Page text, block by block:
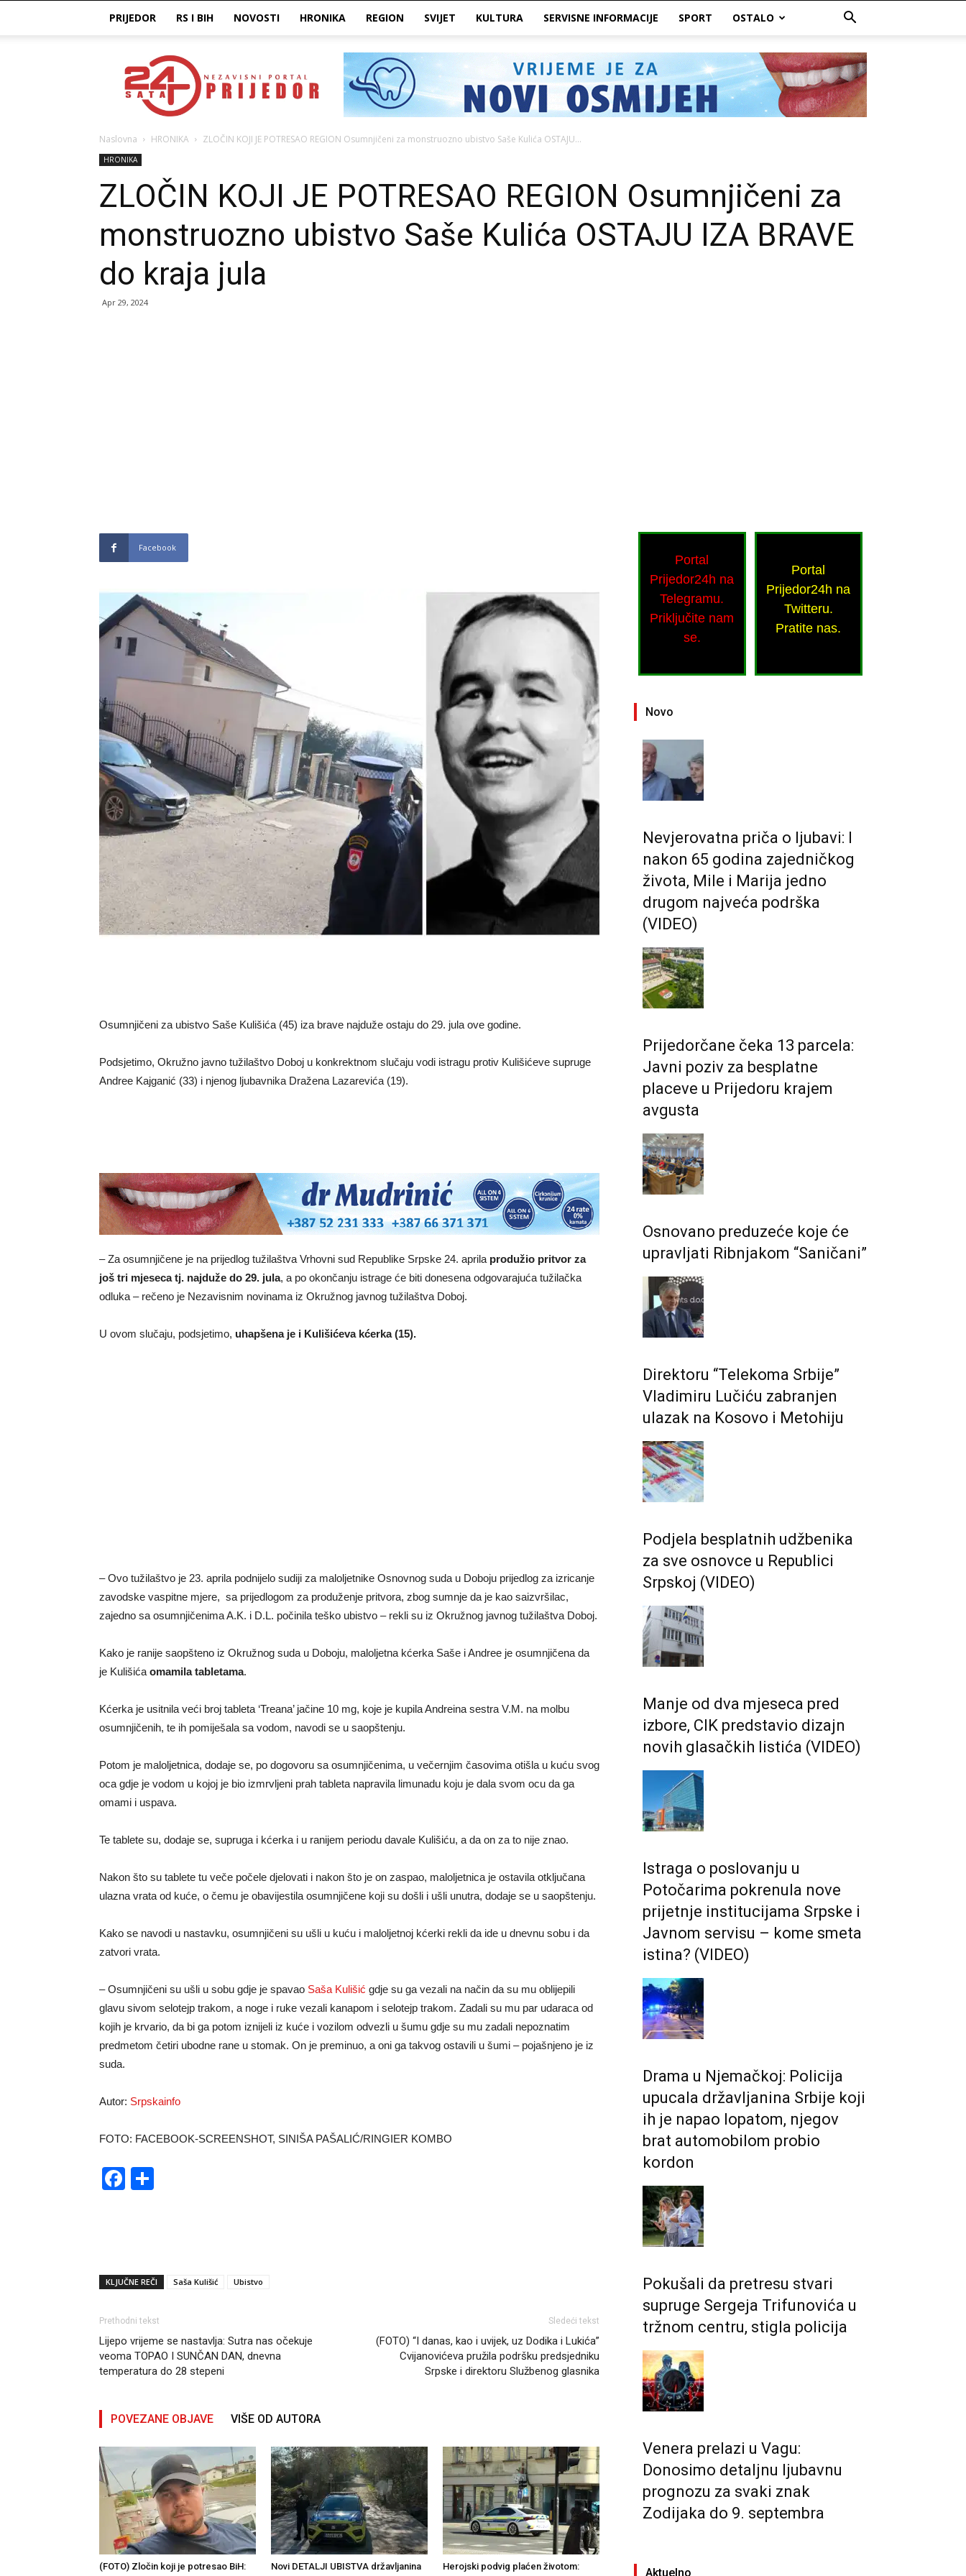
PRIJEDOR RS I BIH NOVOSTI HRONIKA REGION SVIJET KULTURA SERVISNE INFORMACIJE SPORT OSTALO
Prijedor24H
Naslovna HRONIKA ZLOČIN KOJI JE POTRESAO REGION Osumnjičeni za monstruozno ubistvo Saše Kulića OSTAJU...
HRONIKA
ZLOČIN KOJI JE POTRESAO REGION Osumnjičeni za
monstruozno ubistvo Saše Kulića OSTAJU IZA BRAVE
do kraja jula
Apr 29, 2024
Facebook
Osumnjičeni za ubistvo Saše Kulišića (45) iza brave najduže ostaju do 29. jula ove godine.
Podsjetimo, Okružno javno tužilaštvo Doboj u konkrektnom slučaju vodi istragu protiv Kulišićeve supruge
Andree Kajganić (33) i njenog ljubavnika Dražena Lazarevića (19).
– Za osumnjičene je na prijedlog tužilaštva Vrhovni sud Republike Srpske 24. aprila produžio pritvor za
još tri mjeseca tj. najduže do 29. jula, a po okončanju istrage će biti donesena odgovarajuća tužilačka
odluka – rečeno je Nezavisnim novinama iz Okružnog javnog tužilaštva Doboj.
U ovom slučaju, podsjetimo, uhapšena je i Kulišićeva kćerka (15).
– Ovo tužilaštvo je 23. aprila podnijelo sudiji za maloljetnike Osnovnog suda u Doboju prijedlog za izricanje
zavodske vaspitne mjere, sa prijedlogom za produženje pritvora, zbog sumnje da je kao saizvršilac,
zajedno sa osumnjičenima A.K. i D.L. počinila teško ubistvo – rekli su iz Okružnog javnog tužilaštva Doboj.
Kako je ranije saopšteno iz Okružnog suda u Doboju, maloljetna kćerka Saše i Andree je osumnjičena da
je Kulišića omamila tabletama.
Kćerka je usitnila veći broj tableta ‘Treana’ jačine 10 mg, koje je kupila Andreina sestra V.M. na molbu
osumnjičenih, te ih pomiješala sa vodom, navodi se u saopštenju.
Potom je maloljetnica, dodaje se, po dogovoru sa osumnjičenima, u večernjim časovima otišla u kuću svog
oca gdje je vodom u kojoj je bio izmrvljeni prah tableta napravila limunadu koju je dala svom ocu da ga
omami i uspava.
Te tablete su, dodaje se, supruga i kćerka i u ranijem periodu davale Kulišiću, a da on za to nije znao.
Nakon što su tablete tu veče počele djelovati i nakon što je on zaspao, maloljetnica je ostavila otključana
ulazna vrata od kuće, o čemu je obavijestila osumnjičene koji su došli i ušli unutra, dodaje se u saopštenju.
Kako se navodi u nastavku, osumnjičeni su ušli u kuću i maloljetnoj kćerki rekli da ide u dnevnu sobu i da
zatvori vrata.
– Osumnjičeni su ušli u sobu gdje je spavao Saša Kulišić gdje su ga vezali na način da su mu oblijepili
glavu sivom selotejp trakom, a noge i ruke vezali kanapom i selotejp trakom. Zadali su mu par udaraca od
kojih je krvario, da bi ga potom iznijeli iz kuće i vozilom odvezli u šumu gdje su mu zadali nepoznatim
predmetom četiri ubodne rane u stomak. On je preminuo, a oni ga takvog ostavili u šumi – pojašnjeno je iz
suda.
Autor: Srpskainfo
FOTO: FACEBOOK-SCREENSHOT, SINIŠA PAŠALIĆ/RINGIER KOMBO
Facebook
KLJUČNE REČI Saša Kulišić Ubistvo
Prethodni tekst
Lijepo vrijeme se nastavlja: Sutra nas očekuje
veoma TOPAO I SUNČAN DAN, dnevna
temperatura do 28 stepeni
Sledeći tekst
(FOTO) “I danas, kao i uvijek, uz Dodika i Lukića”
Cvijanovićeva pružila podršku predsjedniku
Srpske i direktoru Službenog glasnika
POVEZANE OBJAVE VIŠE OD AUTORA
(FOTO) Zločin koji je potresao BiH:
Novi DETALJI UBISTVA državljanina
Herojski podvig plaćen životom:
Portal
Prijedor24h na
Telegramu.
Priključite nam
se.
Portal
Prijedor24h na
Twitteru.
Pratite nas.
Novo
Nevjerovatna priča o ljubavi: I
nakon 65 godina zajedničkog
života, Mile i Marija jedno
drugom najveća podrška
(VIDEO)
Prijedorčane čeka 13 parcela:
Javni poziv za besplatne
placeve u Prijedoru krajem
avgusta
Osnovano preduzeće koje će
upravljati Ribnjakom “Saničani”
Direktoru “Telekoma Srbije”
Vladimiru Lučiću zabranjen
ulazak na Kosovo i Metohiju
Podjela besplatnih udžbenika
za sve osnovce u Republici
Srpskoj (VIDEO)
Manje od dva mjeseca pred
izbore, CIK predstavio dizajn
novih glasačkih listića (VIDEO)
Istraga o poslovanju u
Potočarima pokrenula nove
prijetnje institucijama Srpske i
Јavnom servisu – kome smeta
istina? (VIDEO)
Drama u Njemačkoj: Policija
upucala državljanina Srbije koji
ih je napao lopatom, njegov
brat automobilom probio
kordon
Pokušali da pretresu stvari
supruge Sergeja Trifunovića u
tržnom centru, stigla policija
Venera prelazi u Vagu:
Donosimo detaljnu ljubavnu
prognozu za svaki znak
Zodijaka do 9. septembra
Aktuelno